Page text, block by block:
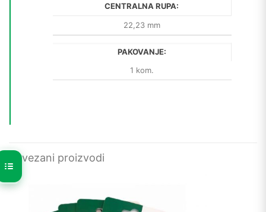
CENTRALNA RUPA:
22,23 mm
PAKOVANJE:
1 kom.
Povezani proizvodi